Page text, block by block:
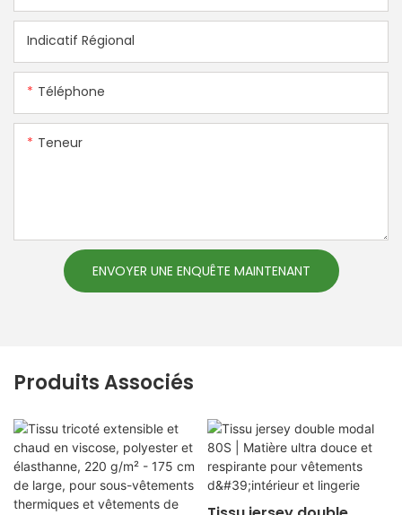
Indicatif Régional
Téléphone
Teneur
ENVOYER UNE ENQUÊTE MAINTENANT
Produits Associés